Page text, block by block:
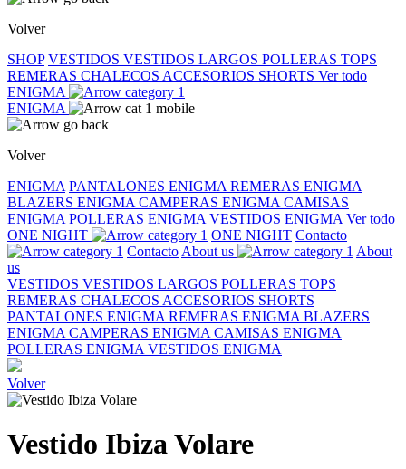
Volver
SHOP VESTIDOS VESTIDOS LARGOS POLLERAS TOPS
REMERAS CHALECOS ACCESORIOS SHORTS Ver todo
ENIGMA
ENIGMA
Volver
ENIGMA PANTALONES ENIGMA REMERAS ENIGMA
BLAZERS ENIGMA CAMPERAS ENIGMA CAMISAS
ENIGMA POLLERAS ENIGMA VESTIDOS ENIGMA Ver todo
ONE NIGHT
ONE NIGHT Contacto
Contacto About us
About
us
VESTIDOS VESTIDOS LARGOS POLLERAS TOPS
REMERAS CHALECOS ACCESORIOS SHORTS
PANTALONES ENIGMA REMERAS ENIGMA BLAZERS
ENIGMA CAMPERAS ENIGMA CAMISAS ENIGMA
POLLERAS ENIGMA VESTIDOS ENIGMA
Volver
Vestido Ibiza Volare